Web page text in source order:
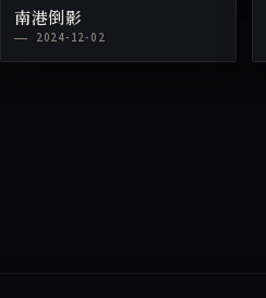
南港倒影
2024-12-02